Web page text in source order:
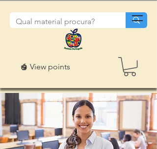
View points